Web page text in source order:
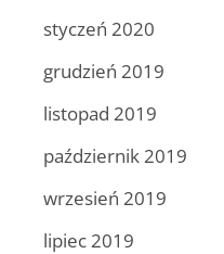
styczeń 2020
grudzień 2019
listopad 2019
październik 2019
wrzesień 2019
lipiec 2019